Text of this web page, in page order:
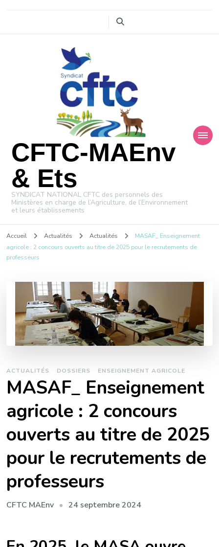
CFTC-MAEnv
& Ets
SYNDICAT NATIONAL CFTC des personnels des
Ministères en charge de l’Agriculture, de l’Environnement
et leurs établissements
Accueil Actualités Actualités
MASAF_ Enseignement
agricole : 2 concours ouverts au titre de 2025 pour le recrutements de
professeurs
ACTUALITÉS DOSSIERS ENSEIGNEMENT AGRICOLE
MASAF_ Enseignement
agricole : 2 concours
ouverts au titre de 2025
pour le recrutements de
professeurs
CFTC MAEnv 24 septembre 2024